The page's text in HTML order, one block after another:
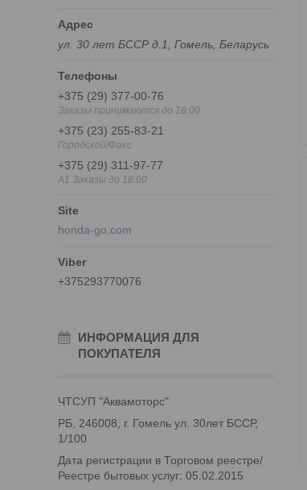
ул. 30 лет БССР д.1, Гомель, Беларусь
+375 (29) 377-00-76
Заказы принимаются до 18:00
+375 (23) 255-83-21
Городской/Факс
+375 (29) 311-97-77
A1 Заказы до 18:00
honda-go.com
+375293770076
ИНФОРМАЦИЯ ДЛЯ
ПОКУПАТЕЛЯ
ЧТСУП "Аквамоторс"
РБ, 246008, г. Гомель ул. 30лет БССР,
1/100
Дата регистрации в Торговом реестре/
Реестре бытовых услуг: 05.02.2015